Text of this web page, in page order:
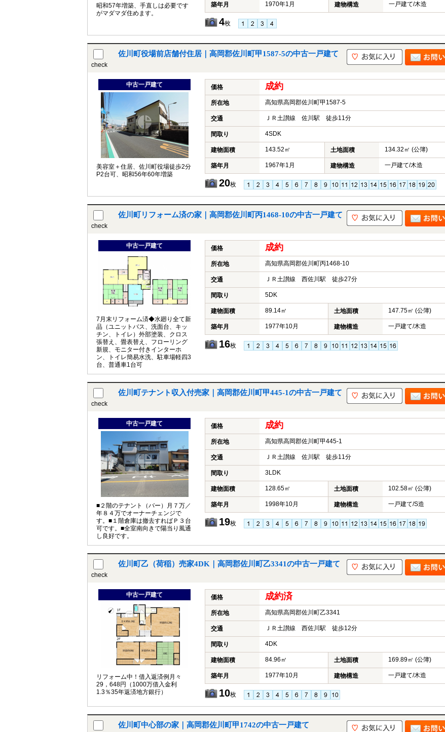
昭和57年増築、手直しは必要です
がマダマダ住めます。
築年月 1970年1月 建物構造 一戸建て/木造
4枚
check
佐川町役場前店舗付住居｜高岡郡佐川町甲1587-5の中古一戸建て
中古一戸建て
美容室＋住居、佐川町役場徒歩2分
P2台可、昭和56年60年増築
価格 成約
所在地 高知県高岡郡佐川町甲1587-5
交通 ＪＲ土讃線 佐川駅 徒歩11分
間取り 4SDK
建物面積 143.52㎡ 土地面積 134.32㎡ (公簿)
築年月 1967年1月 建物構造 一戸建て/木造
20枚
check
佐川町リフォーム済の家｜高岡郡佐川町丙1468-10の中古一戸建て
中古一戸建て
7月末リフォーム済◆水廻り全て新
品（ユニットバス、洗面台、キッ
チン、トイレ）外部塗装、クロス
張替え、畳表替え、フローリング
新規、モニター付きインターホ
ン、トイレ簡易水洗、駐車場軽四3
台、普通車1台可
価格 成約
所在地 高知県高岡郡佐川町丙1468-10
交通 ＪＲ土讃線 西佐川駅 徒歩27分
間取り 5DK
建物面積 89.14㎡ 土地面積 147.75㎡ (公簿)
築年月 1977年10月 建物構造 一戸建て/木造
16枚
check
佐川町テナント収入付売家｜高岡郡佐川町甲445-1の中古一戸建て
中古一戸建て
■２階のテナント（バー）月７万／
年８４万でオーナーチェンジで
す。■１階倉庫は撤去すればＰ３台
可です。■全室南向きで陽当り風通
し良好です。
価格 成約
所在地 高知県高岡郡佐川町甲445-1
交通 ＪＲ土讃線 佐川駅 徒歩11分
間取り 3LDK
建物面積 128.65㎡ 土地面積 102.58㎡ (公簿)
築年月 1998年10月 建物構造 一戸建て/S造
19枚
check
佐川町乙（荷稲）売家4DK｜高岡郡佐川町乙3341の中古一戸建て
中古一戸建て
リフォーム中！借入返済例月々
29，648円（1000万借入金利
1.3％35年返済地方銀行）
価格 成約済
所在地 高知県高岡郡佐川町乙3341
交通 ＪＲ土讃線 西佐川駅 徒歩12分
間取り 4DK
建物面積 84.96㎡ 土地面積 169.89㎡ (公簿)
築年月 1977年10月 建物構造 一戸建て/木造
10枚
佐川町中心部の家｜高岡郡佐川町甲1742の中古一戸建て